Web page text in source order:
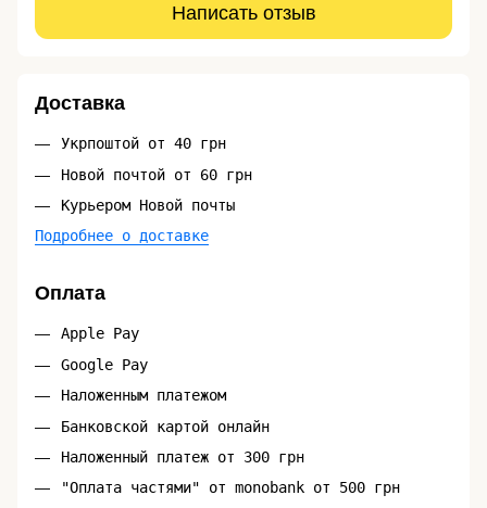
Написать отзыв
Доставка
Укрпоштой от 40 грн
Новой почтой от 60 грн
Курьером Новой почты
Подробнее о доставке
Оплата
Apple Pay
Google Pay
Наложенным платежом
Банковской картой онлайн
Наложенный платеж от 300 грн
"Оплата частями" от monobank от 500 грн